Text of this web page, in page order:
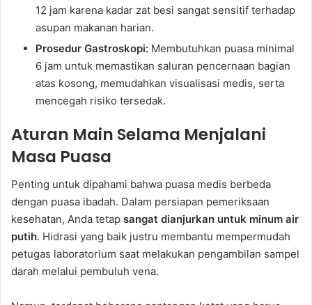
12 jam karena kadar zat besi sangat sensitif terhadap
asupan makanan harian.
Prosedur Gastroskopi: Membutuhkan puasa minimal
6 jam untuk memastikan saluran pencernaan bagian
atas kosong, memudahkan visualisasi medis, serta
mencegah risiko tersedak.
Aturan Main Selama Menjalani
Masa Puasa
Penting untuk dipahami bahwa puasa medis berbeda
dengan puasa ibadah. Dalam persiapan pemeriksaan
kesehatan, Anda tetap sangat dianjurkan untuk minum air
putih. Hidrasi yang baik justru membantu mempermudah
petugas laboratorium saat melakukan pengambilan sampel
darah melalui pembuluh vena.